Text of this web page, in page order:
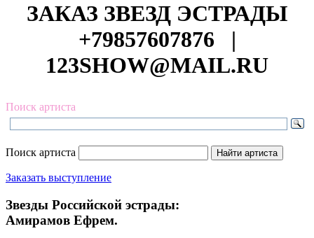
ЗАКАЗ ЗВЕЗД ЭСТРАДЫ
+79857607876
|
123SHOW@MAIL.RU
Поиск артиста
Поиск артиста
Заказать выступление
Звезды Российской эстрады:
Амирамов Ефрем.